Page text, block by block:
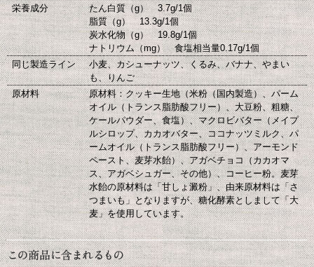
栄養成分
たん白質（g） 3.7g/1個
脂質（g） 13.3g/1個
炭水化物（g） 19.8g/1個
ナトリウム（mg） 食塩相当量0.17g/1個
同じ製造ライン
小麦、カシューナッツ、くるみ、バナナ、やまい
も、りんご
原材料
原材料：クッキー生地（米粉（国内製造）、パーム
オイル（トランス脂肪酸フリー）、大豆粉、粗糖、
ケールパウダー、食塩）、マクロビバター（メイプ
ルシロップ、カカオバター、ココナッツミルク、パ
ームオイル（トランス脂肪酸フリー）、アーモンド
ペースト、麦芽水飴）、アガベチョコ（カカオマ
ス、アガベシュガー、その他）、コーヒー粉。麦芽
水飴の原材料は「甘しょ澱粉」、由来原材料は「さ
つまいも」となりますが、糖化酵素としまして「大
麦」を使用しています。